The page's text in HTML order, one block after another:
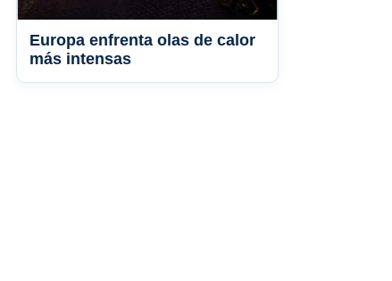
Europa enfrenta olas de calor
más intensas